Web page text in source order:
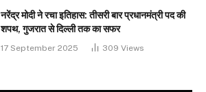
नरेंद्र मोदी ने रचा इतिहास: तीसरी बार प्रधानमंत्री पद की
शपथ, गुजरात से दिल्ली तक का सफर
17 September 2025 309 Views